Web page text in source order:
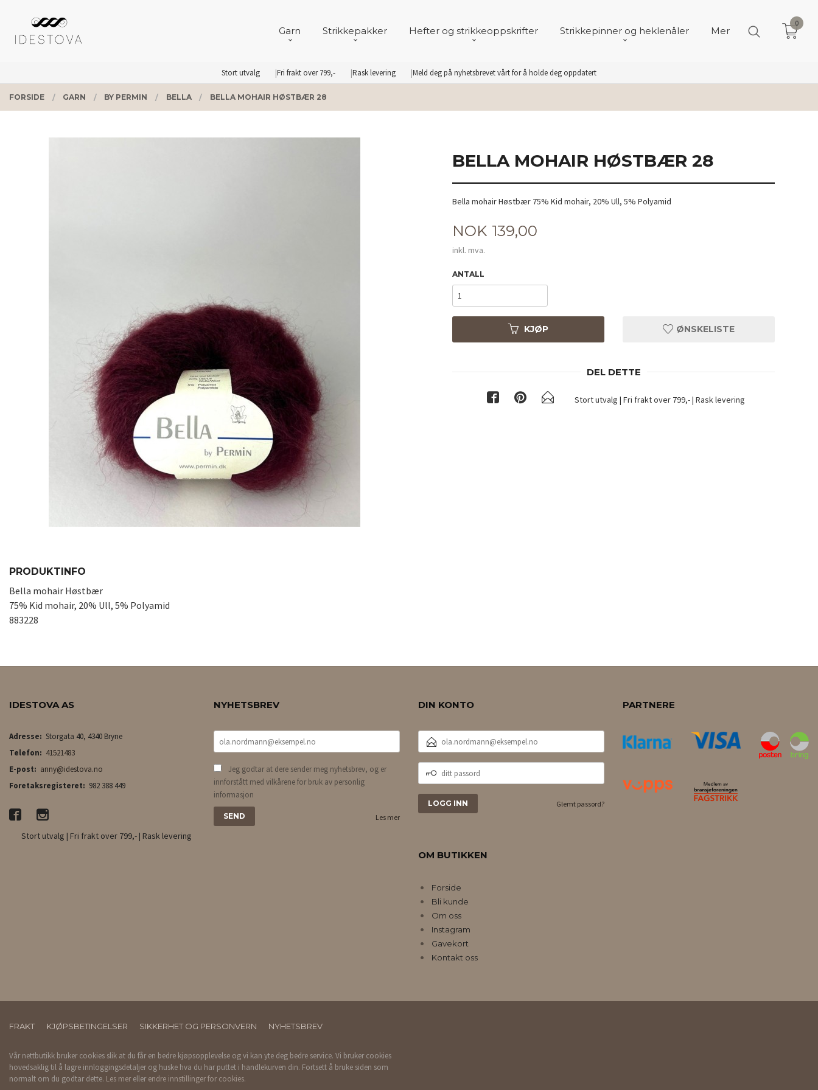
innholdet
Stort utvalg Fri frakt over 799,- Rask levering Meld deg på nyhetsbrevet vårt for å holde deg oppdatert
PRODUKTER
Garn Strikkepakker Hefter og strikkeoppskrifter Strikkepinner og heklenåler Mer
0
FORSIDE GARN BY PERMIN BELLA BELLA MOHAIR HØSTBÆR 28
BELLA MOHAIR HØSTBÆR 28
Bella mohair Høstbær 75% Kid mohair, 20% Ull, 5% Polyamid
Pris
NOK 139,00
inkl. mva.
ANTALL
KJØP ØNSKELISTE
DEL DETTE
Stort utvalg | Fri frakt over 799,- | Rask levering
PRODUKTINFO
Bella mohair Høstbær
75% Kid mohair, 20% Ull, 5% Polyamid
883228
IDESTOVA AS
Adresse: Storgata 40, 4340 Bryne
Telefon: 41521483
E-post: anny@idestova.no
Foretaksregisteret: 982 388 449
Stort utvalg | Fri frakt over 799,- | Rask levering
NYHETSBREV
Jeg godtar at dere sender meg nyhetsbrev, og er
innforstått med vilkårene for bruk av personlig
informasjon
Les mer
DIN KONTO
POSTADRESSE
PASSORD
Glemt passord?
OM BUTIKKEN
Forside
Bli kunde
Om oss
Instagram
Gavekort
Kontakt oss
PARTNERE
FRAKT KJØPSBETINGELSER SIKKERHET OG PERSONVERN NYHETSBREV
Vår nettbutikk bruker cookies slik at du får en bedre kjøpsopplevelse og vi kan yte deg bedre service. Vi bruker cookies
hovedsaklig til å lagre innloggingsdetaljer og huske hva du har puttet i handlekurven din. Fortsett å bruke siden som
normalt om du godtar dette. Les mer eller endre innstillinger for cookies.